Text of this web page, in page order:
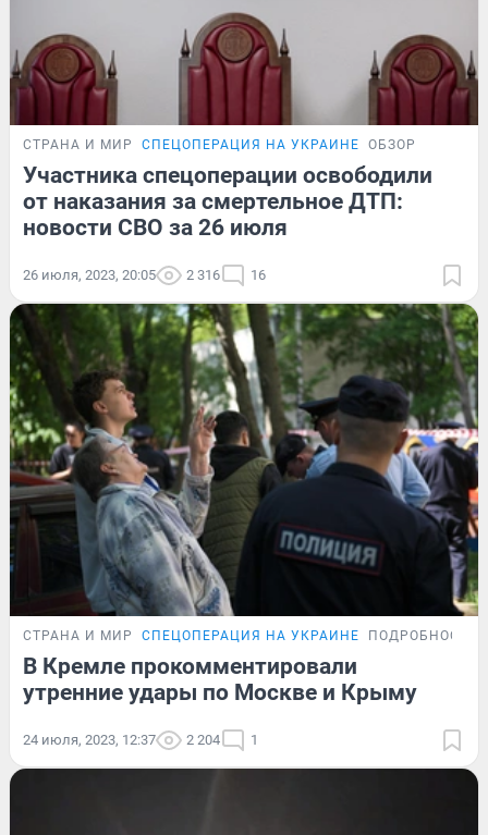
СТРАНА И МИР СПЕЦОПЕРАЦИЯ НА УКРАИНЕ ОБЗОР
Участника спецоперации освободили
от наказания за смертельное ДТП:
новости СВО за 26 июля
26 июля, 2023, 20:05 2 316 16
СТРАНА И МИР СПЕЦОПЕРАЦИЯ НА УКРАИНЕ ПОДРОБНОСТИ
В Кремле прокомментировали
утренние удары по Москве и Крыму
24 июля, 2023, 12:37 2 204 1